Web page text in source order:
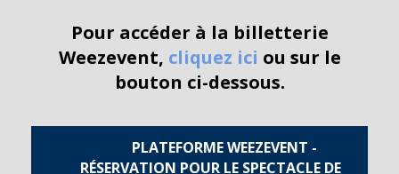
Pour accéder à la billetterie
Weezevent, cliquez ici ou sur le
bouton ci-dessous.
PLATEFORME WEEZEVENT -
RÉSERVATION POUR LE SPECTACLE DE